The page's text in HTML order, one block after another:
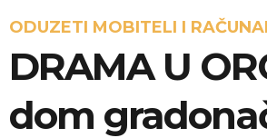
ODUZETI MOBITELI I
DRAMA U
dom